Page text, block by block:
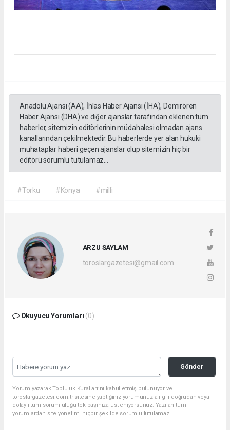
Anadolu Ajansı (AA), İhlas Haber Ajansı (İHA), Demirören
Haber Ajansı (DHA) ve diğer ajanslar tarafından eklenen tüm
haberler, sitemizin editörlerinin müdahalesi olmadan ajans
kanallarından çekilmektedir. Bu haberlerde yer alan hukuki
muhataplar haberi geçen ajanslar olup sitemizin hiç bir
editörü sorumlu tutulamaz...
#Torku #Konya #milli
ARZU SAYLAM
toroslargazetesi@gmail.com
Okuyucu Yorumları (0)
Gönder
Yorum yazarak Topluluk Kuralları’nı kabul etmiş bulunuyor ve
toroslargazetesi.com.tr sitesine yaptığınız yorumunuzla ilgili doğrudan veya
dolaylı tüm sorumluluğu tek başınıza üstleniyorsunuz. Yazılan tüm
yorumlardan site yönetimi hiçbir şekilde sorumlu tutulamaz.